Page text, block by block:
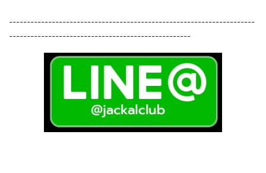
---------------------------------------------------------------------
---------------------------------------------------